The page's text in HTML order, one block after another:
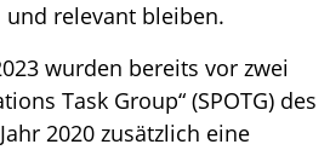
relevant bleiben.
wurden bereits vor zwei
Task Group“ (SPOTG) des
2020 zusätzlich eine